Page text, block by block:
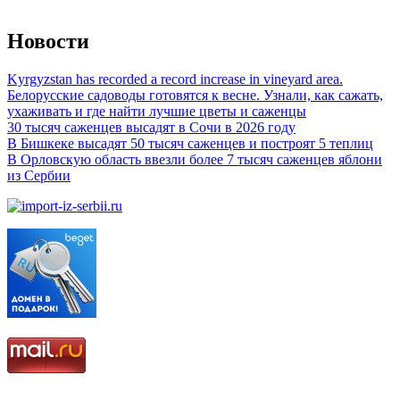
Новости
Kyrgyzstan has recorded a record increase in vineyard area.
Белорусские садоводы готовятся к весне. Узнали, как сажать,
ухаживать и где найти лучшие цветы и саженцы
30 тысяч саженцев высадят в Сочи в 2026 году
В Бишкеке высадят 50 тысяч саженцев и построят 5 теплиц
В Орловскую область ввезли более 7 тысяч саженцев яблони
из Сербии